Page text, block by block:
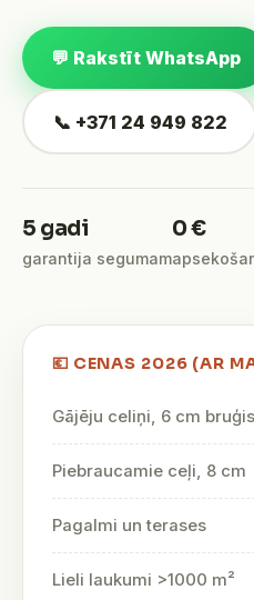
💬 Rakstīt WhatsApp
📞 +371 24 949 822
5 gadi
garantija segumam
0 €
💶 CENAS 2026 (AR
Gājēju celiņi, 6 cm bruģis
Piebraucamie ceļi, 8 cm
Pagalmi un terases
Lieli laukumi >1000 m²